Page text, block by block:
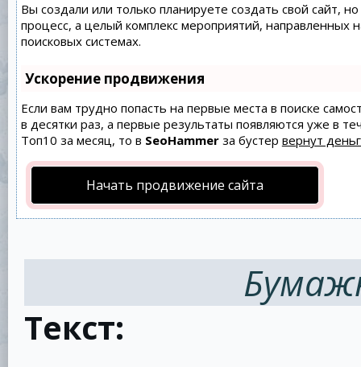
Вы создали или только планируете создать свой сайт,
процесс, а целый комплекс мероприятий,
поисковых системах.
Ускорение продвижения
Если вам трудно попасть на первые места в поиске
в десятки раз, а первые результаты появляются уже в
Топ10 за месяц, то в SeoHammerза бустер вернут
Начать продвижение сайта
Текст: